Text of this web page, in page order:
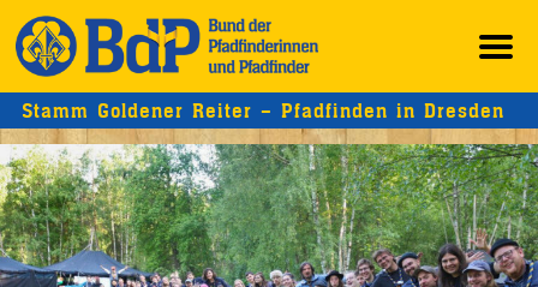
Stamm Goldener Reiter – Pfadfinden in Dresden